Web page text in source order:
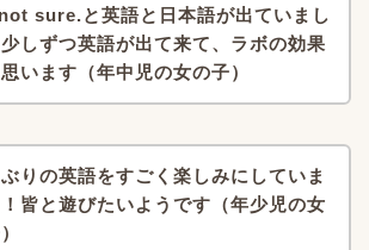
sure.と英語と日本語が出ていまし
少しずつ英語が出て来て、ラボの効果
います（年中児の女の子）
りの英語をすごく楽しみにしていま
皆と遊びたいようです（年少児の女